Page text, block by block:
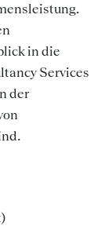
in die
Services
der